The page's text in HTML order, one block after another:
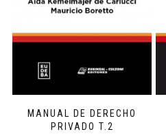
MANUAL DE DERECHO
PRIVADO T.2